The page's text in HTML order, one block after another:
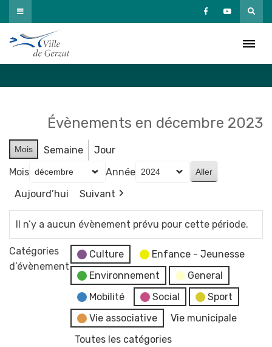
Passer
au
contenu
Évènements en décembre 2023
Mois Semaine
Jour
Mois
Année
Aujourd’hui
Suivant
Il n’y a aucun évènement prévu pour cette période.
Catégories
d’évènement
Culture
Enfance - Jeunesse
Environnement
General
Mobilité
Social
Sport
Vie associative
Vie municipale
Toutes les catégories